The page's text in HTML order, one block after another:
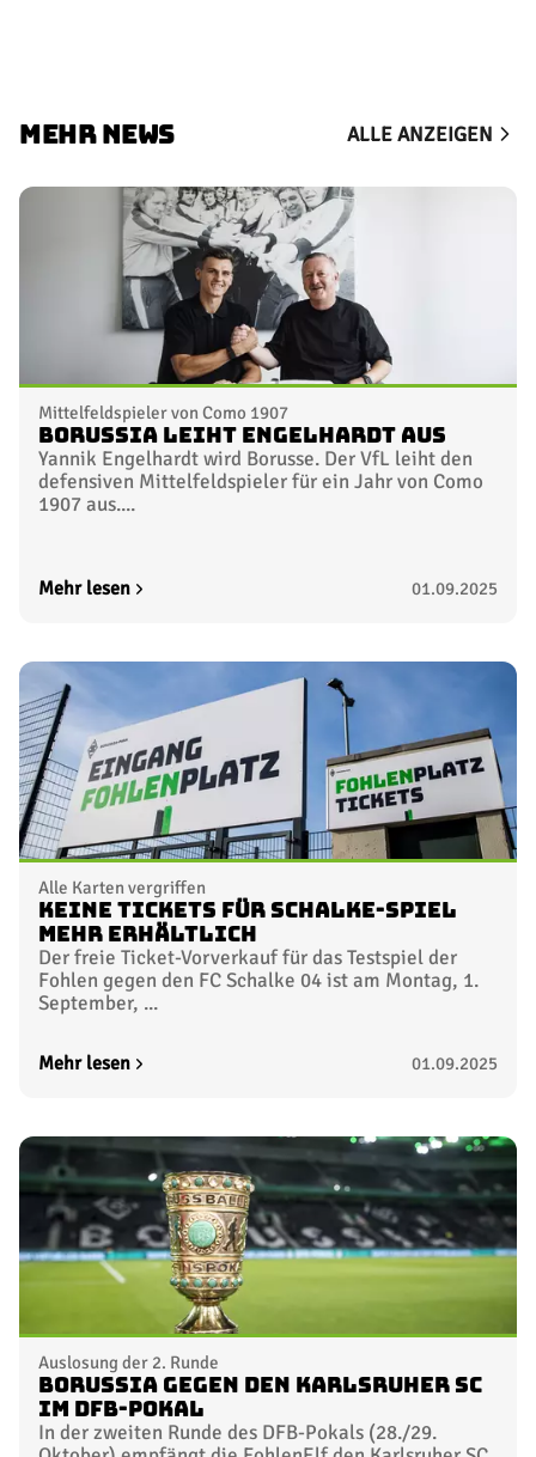
MEHR NEWS ALLE ANZEIGEN
Mittelfeldspieler von Como 1907
Borussia leiht Engelhardt aus
Yannik Engelhardt wird Borusse. Der VfL leiht den
defensiven Mittelfeldspieler für ein Jahr von Como
1907 aus....
Mehr lesen 01.09.2025
Alle Karten vergriffen
Keine Tickets für Schalke-Spiel
mehr erhältlich
Der freie Ticket-Vorverkauf für das Testspiel der
Fohlen gegen den FC Schalke 04 ist am Montag, 1.
September, ...
Mehr lesen 01.09.2025
Auslosung der 2. Runde
Borussia gegen den Karlsruher SC
im DFB-Pokal
In der zweiten Runde des DFB-Pokals (28./29.